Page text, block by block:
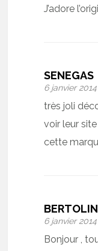
J’adore
SENEGAS
6 janvier
très joli
voir leur
cette
6 janvier
Bonjour ,